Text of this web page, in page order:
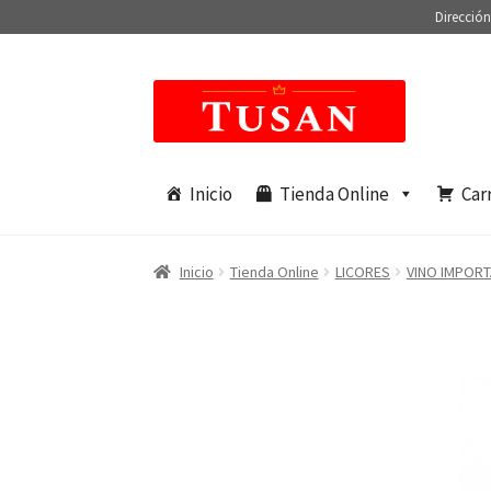
navegación
contenido
Inicio Tienda Online
Inicio Tienda Online LICORES VINO